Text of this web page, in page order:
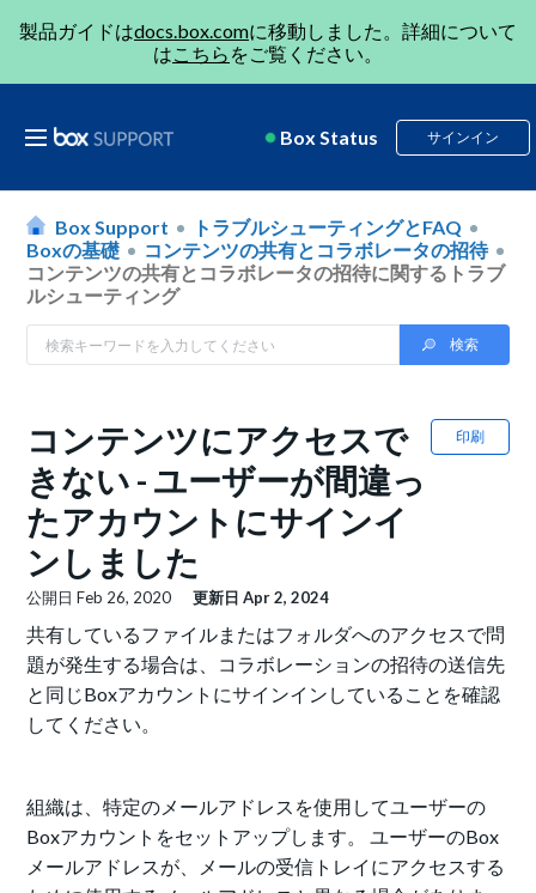
製品ガイドはdocs.box.comに移動しました。詳細について
はこちら をご覧ください。
Box Status サインイン
Box Support
トラブルシューティングとFAQ
Boxの基礎
コンテンツの共有とコラボレータの招待
コンテンツの共有とコラボレータの招待に関するトラブ
ルシューティング
印刷
コンテンツにアクセスで
きない - ユーザーが間違っ
たアカウントにサインイ
ンしました
公開日Feb 26, 2020 更新日Apr 2, 2024
共有しているファイルまたはフォルダへのアクセスで問
題が発生する場合は、コラボレーションの招待の送信先
と同じBoxアカウントにサインインしていることを確認
してください。
組織は、特定のメールアドレスを使用してユーザーの
Boxアカウントをセットアップします。 ユーザーのBox
メールアドレスが、メールの受信トレイにアクセスする